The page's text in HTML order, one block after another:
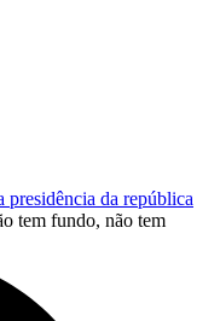
presidência da república
tem fundo, não tem